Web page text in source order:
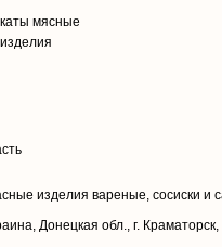
мясные
изделия вареные, сосиски и
Донецкая обл., г.